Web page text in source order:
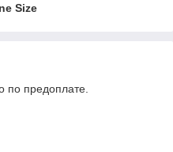
Size
по предоплате.